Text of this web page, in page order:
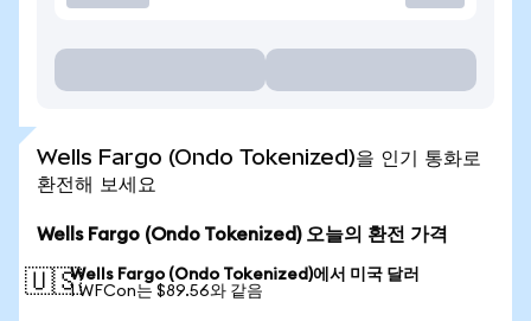
Wells Fargo (Ondo Tokenized)을 인기 통화로
환전해 보세요
Wells Fargo (Ondo Tokenized) 오늘의 환전 가격
🇺🇸Wells Fargo (Ondo Tokenized)에서 미국 달러
1 WFCon는 $89.56와 같음